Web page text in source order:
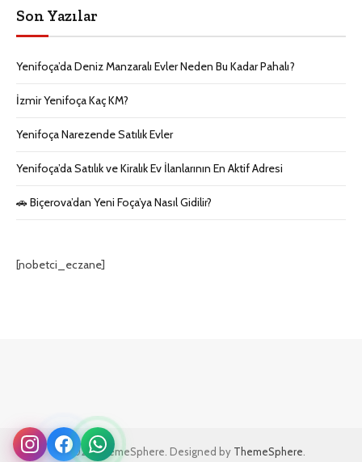
Son Yazılar
Yenifoça’da Deniz Manzaralı Evler Neden Bu Kadar Pahalı?
İzmir Yenifoça Kaç KM?
Yenifoça Narezende Satılık Evler
Yenifoça’da Satılık ve Kiralık Ev İlanlarının En Aktif Adresi
🚗 Biçerova’dan Yeni Foça’ya Nasıl Gidilir?
[nobetci_eczane]
© 2026 ThemeSphere. Designed by ThemeSphere